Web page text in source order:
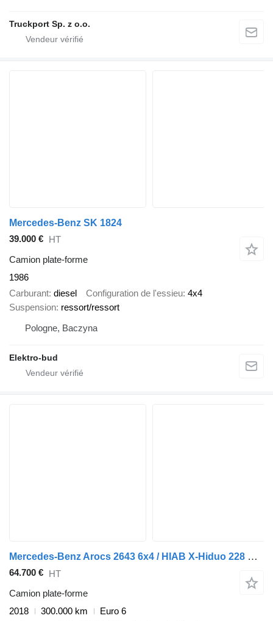
Truckport Sp. z o.o.
Mercedes-Benz SK 1824
39.000 € HT
Camion plate-forme
1986
Carburant diesel Configuration de l'essieu 4x4
Suspension ressort/ressort
Pologne, Baczyna
Elektro-bud
Mercedes-Benz Arocs 2643 6x4 / HIAB X-Hiduo 228 E-4 crane / remote control / P
64.700 € HT
Camion plate-forme
2018
300.000 km
Euro 6